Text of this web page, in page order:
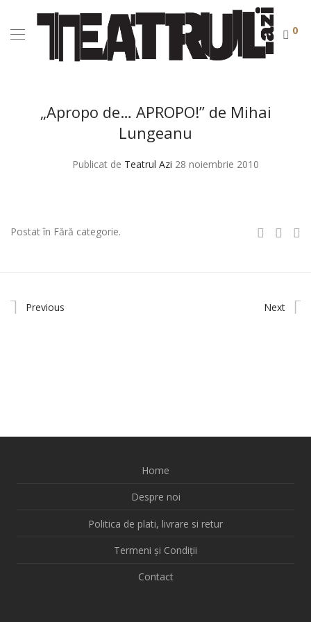
0
„Apropo de… APROPO!” de Mihai
Lungeanu
Publicat de Teatrul Azi 28 noiembrie 2010
Postat în Fără categorie.
Previous Next
Home
Despre noi
Politica de plati, livrare si retur
Termeni și Condiții
Contact